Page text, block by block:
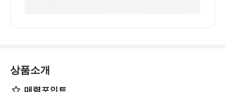
상품소개
매력포인트